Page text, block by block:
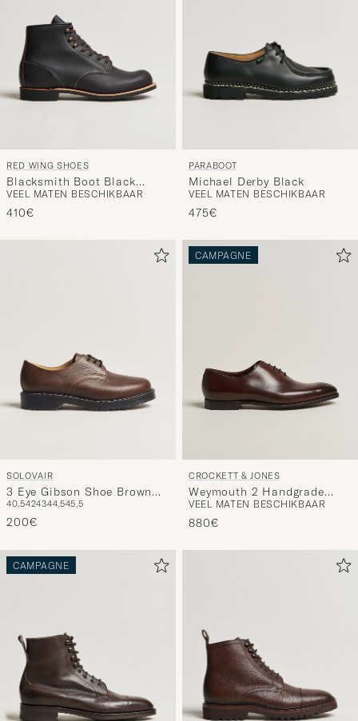
RED WING SHOES
Blacksmith Boot Black
Prairie
VEEL MATEN BESCHIKBAAR
410€
PARABOOT
Michael Derby Black
VEEL MATEN BESCHIKBAAR
475€
SOLOVAIR
3 Eye Gibson Shoe Brown
Grain
40,5424344,545,5
200€
CAMPAGNE
CROCKETT & JONES
Weymouth 2 Handgrade
Wholecut Dk Brown Antique
Calf
VEEL MATEN BESCHIKBAAR
880€
CAMPAGNE